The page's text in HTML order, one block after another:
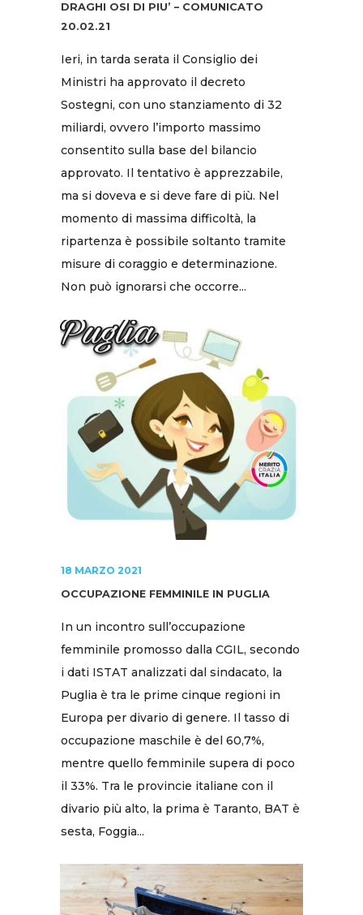
DRAGHI OSI DI PIU’ – COMUNICATO
20.02.21
Ieri, in tarda serata il Consiglio dei
Ministri ha approvato il decreto
Sostegni, con uno stanziamento di 32
miliardi, ovvero l’importo massimo
consentito sulla base del bilancio
approvato. Il tentativo è apprezzabile,
ma si doveva e si deve fare di più. Nel
momento di massima difficoltà, la
ripartenza è possibile soltanto tramite
misure di coraggio e determinazione.
Non può ignorarsi che occorre...
18 MARZO 2021
OCCUPAZIONE FEMMINILE IN PUGLIA
In un incontro sull’occupazione
femminile promosso dalla CGIL, secondo
i dati ISTAT analizzati dal sindacato, la
Puglia è tra le prime cinque regioni in
Europa per divario di genere. Il tasso di
occupazione maschile è del 60,7%,
mentre quello femminile supera di poco
il 33%. Tra le provincie italiane con il
divario più alto, la prima è Taranto, BAT è
sesta, Foggia...